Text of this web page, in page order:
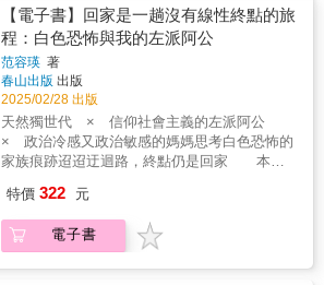
細微的光，照射在一封封的家書裡。他的身體
被關在牢裡，但他的心靈是個完全陪伴孩子成
長的爸爸。他回到牢房，舉起顫抖的手，寫
「你要好好愛護妹妹」這幾個字，這份愛的火
焰，炙熱到綠島再冷的海風，都吹不熄。這本
書，是一本給父母與孩子同理、對話的參考教
本。──張之豪（基隆市議員）◎國家人權博物
館出版補助
被移送警備總部景美看守所，並在軍法審判
中，以「在馬來西亞加入共產黨」及「為匪宣
傳」的莫須有罪名，依據《懲治叛亂條例二條
一》唯一死刑起訴。最終，他被判處有期徒刑
十二年，在巨大的惶恐中度過漫長的等候期。
綠島高牆內：生命重啟的微光1972年，陳欽生
被移送至綠島「綠洲山莊」服刑。在與世隔絕
的獄中高牆內，他一度自我孤立，但在同房難
頭。他在獄中擔任圖書室外役，利用書籍自學
增進中文能力，並在廚房學會烹飪和臺灣話，
這些技能成為他日後重生的重要資產。在這段
苦難中，最讓陳欽生心痛的莫過於母親遠道而
來的探親。不識字的母親，隻身從馬來西亞輾
社會的民主化歷程，勾勒國內外政治經濟結構
劇變，見證超過一甲子的台美人，如何串聯、
參與並投身以台灣為主體的文化與政治行動，
以台灣之名為號召，將愛國心與台灣情體現在
無數的歷史事件中。作者盧世祥以錘鍊的筆
桿，詳實建構了不同世代的台美人敘事。將一
封封台美人寫給台灣的情書，以時間為經、事
件為緯，再一次演繹台美人最純情的面貌。生
動與帶有豐富情感的筆觸，佐以第一線採訪經
歷與旁徵博引的珍貴歷史資料，讓讀者得以用
場，跟著作者流暢、痛快的行文風格，真正貼
近並認識為台灣民主化貢獻一輩子的台美人。
本書的出版，旨在譜寫一群熱愛台灣、為國家
【電子書】回家是一趟沒有線性終點的旅
程：白色恐怖與我的左派阿公
范容瑛 著
春山出版 出版
2025/02/28 出版
天然獨世代 × 信仰社會主義的左派阿公
× 政治冷感又政治敏感的媽媽思考白色恐怖的
家族痕跡迢迢迂迴路，終點仍是回家 本書
公的「左派生涯」所做的紀錄，以及自己在面
對家族史及世代衝突時，如何思考及重新理解
世代間的生命際遇。 第一部分記載阿公蔡
特價 322 元
電子書